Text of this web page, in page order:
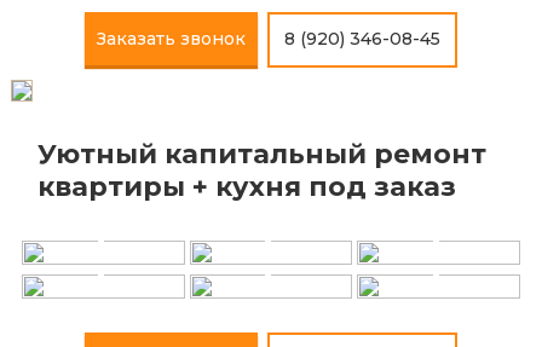
Заказать звонок 8 (920) 346-08-45
Уютный капитальный ремонт
квартиры + кухня под заказ
+ + +
+ + +